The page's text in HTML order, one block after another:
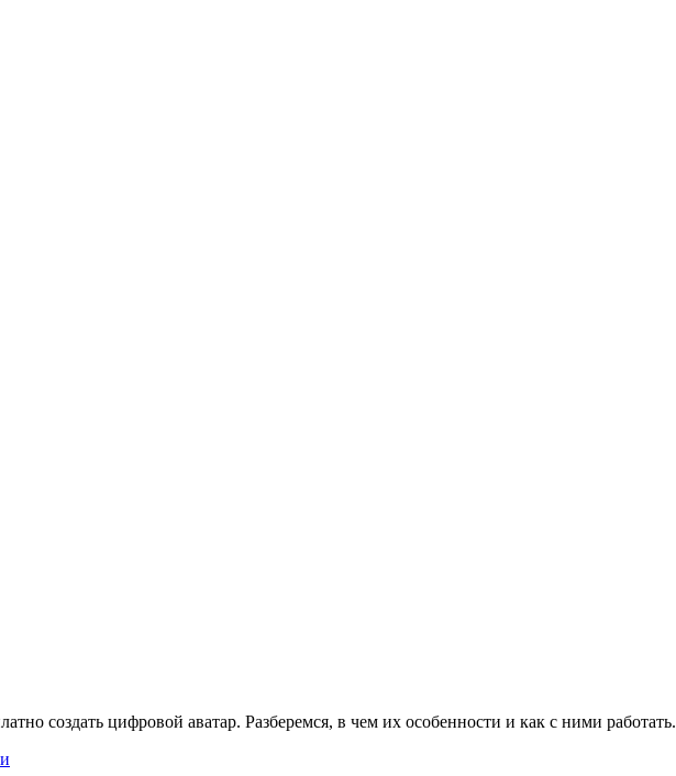
создать цифровой аватар. Разберемся, в чем их особенности и как с ними работать.